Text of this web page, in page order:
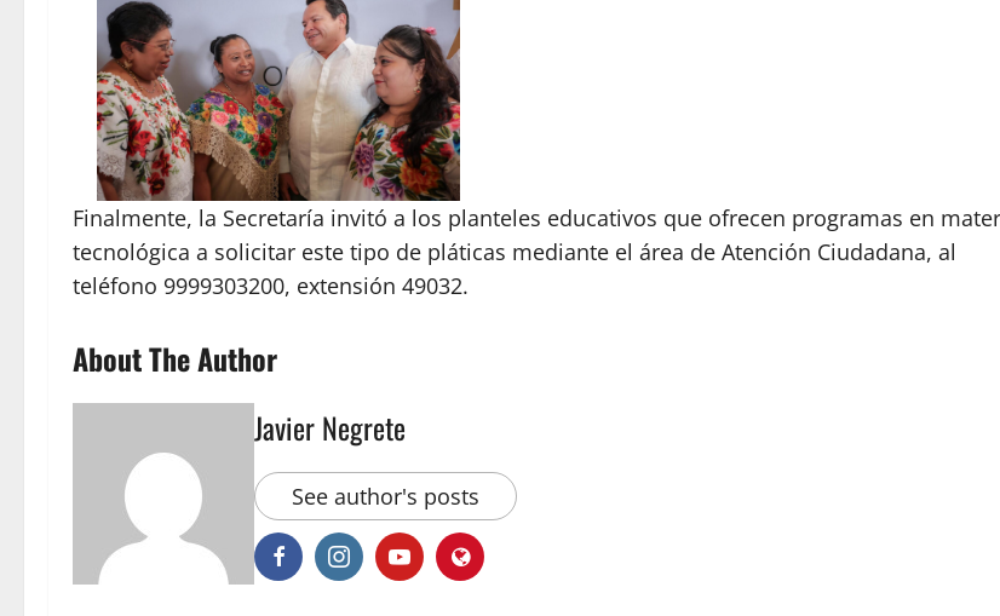
Finalmente, la Secretaría invitó a los planteles educativos que ofrecen programas en
tecnológica a solicitar este tipo de pláticas mediante el área de Atención Ciudadana, al
teléfono 9999303200, extensión 49032.
About The Author
Javier Negrete
See author's posts